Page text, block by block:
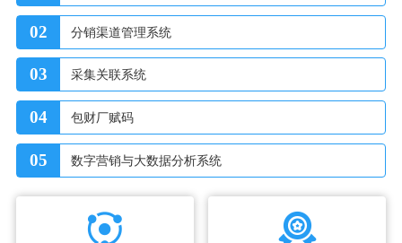
02 分销渠道管理系统
03 采集关联系统
04 包财厂赋码
05 数字营销与大数据分析系统